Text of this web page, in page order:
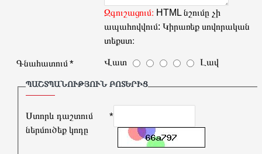
Զգուշացում։ HTML նշումը չի
ապահովվում: Կիրառեք սովորական
տեքստ։
Գնահատում Վատ Լավ
ՊԱՇՏՊԱՆՈՒԹՅՈՒՆ ԲՈՏԵՐԻՑ
Ստորև դաշտում
ներմուծեք կոդը